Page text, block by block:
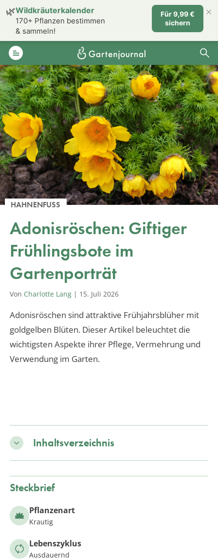
HAHNENFUSS
Adonisröschen: Giftiger
Frühlingsbote im
Gartenporträt
Von Charlotte Lang | 15. Juli 2026
Adonisröschen sind attraktive Frühjahrsblüher mit
goldgelben Blüten. Dieser Artikel beleuchtet die
wichtigsten Aspekte ihrer Pflege, Vermehrung und
Verwendung im Garten.
Inhaltsverzeichnis
Steckbrief
Pflanzenart
Krautig
Lebenszyklus
Ausdauernd
🌿Wildkräuterkalender
170+ Pflanzen bestimmen
& sammeln!
Für 9,99 €
sichern
×